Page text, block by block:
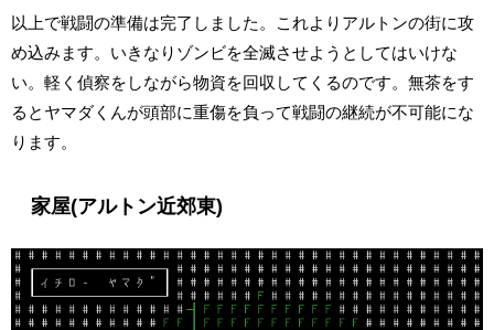
以上で戦闘の準備は完了しました。これよりアルトンの街に攻
め込みます。いきなりゾンビを全滅させようとしてはいけな
い。軽く偵察をしながら物資を回収してくるのです。無茶をす
るとヤマダくんが頭部に重傷を負って戦闘の継続が不可能にな
ります。
家屋(アルトン近郊東)